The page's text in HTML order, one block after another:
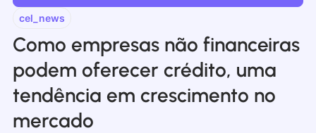
cel_news
Como empresas não financeiras
podem oferecer crédito, uma
tendência em crescimento no
mercado